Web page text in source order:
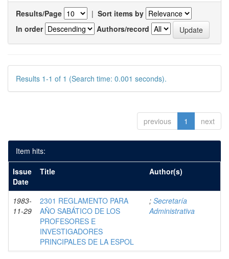
Results/Page | Sort items by
In order
Authors/record
Results 1-1 of 1 (Search time: 0.001 seconds).
previous 1 next
Item hits:
Issue
Date
Title Author(s)
1983-
11-29
2301 REGLAMENTO PARA
AÑO SABÁTICO DE LOS
PROFESORES E
INVESTIGADORES
PRINCIPALES DE LA ESPOL
; Secretaría
Administrativa